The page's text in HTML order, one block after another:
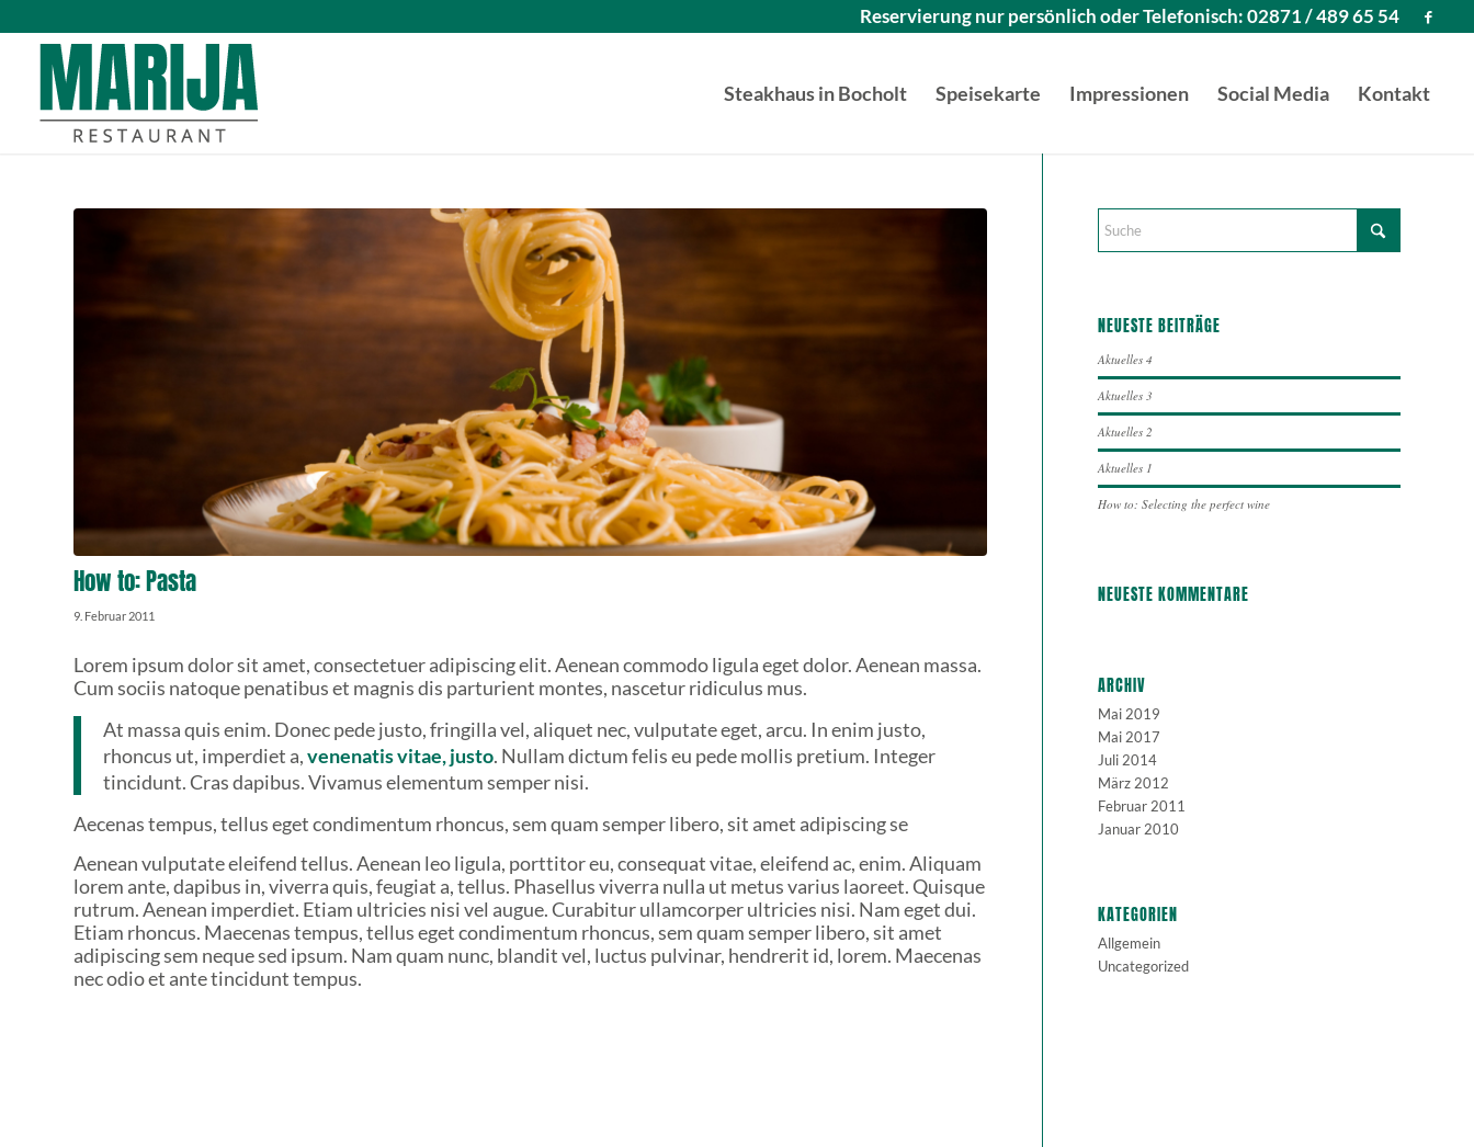
Reservierung nur persönlich oder Telefonisch: 02871 / 489 65 54
Steakhaus in Bocholt Speisekarte Impressionen Social Media Kontakt
How to: Pasta
9. Februar 2011
Lorem ipsum dolor sit amet, consectetuer adipiscing elit. Aenean commodo ligula eget dolor. Aenean massa.
Cum sociis natoque penatibus et magnis dis parturient montes, nascetur ridiculus mus.
At massa quis enim. Donec pede justo, fringilla vel, aliquet nec, vulputate eget, arcu. In enim justo,
rhoncus ut, imperdiet a,venenatis vitae, justo. Nullam dictum felis eu pede mollis pretium. Integer
tincidunt. Cras dapibus. Vivamus elementum semper nisi.
Aecenas tempus, tellus eget condimentum rhoncus, sem quam semper libero, sit amet adipiscing se
Aenean vulputate eleifend tellus. Aenean leo ligula, porttitor eu, consequat vitae, eleifend ac, enim. Aliquam
lorem ante, dapibus in, viverra quis, feugiat a, tellus. Phasellus viverra nulla ut metus varius laoreet. Quisque
rutrum. Aenean imperdiet. Etiam ultricies nisi vel augue. Curabitur ullamcorper ultricies nisi. Nam eget dui.
Etiam rhoncus. Maecenas tempus, tellus eget condimentum rhoncus, sem quam semper libero, sit amet
adipiscing sem neque sed ipsum. Nam quam nunc, blandit vel, luctus pulvinar, hendrerit id, lorem. Maecenas
nec odio et ante tincidunt tempus.
NEUESTE BEITRÄGE
Aktuelles 4
Aktuelles 3
Aktuelles 2
Aktuelles 1
How to: Selecting the perfect wine
NEUESTE KOMMENTARE
ARCHIV
Mai 2019
Mai 2017
Juli 2014
März 2012
Februar 2011
Januar 2010
KATEGORIEN
Allgemein
Uncategorized